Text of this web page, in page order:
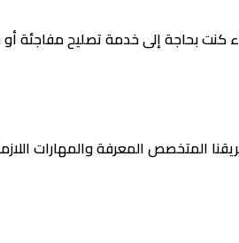
كنت بحاجة إلى خدمة تصليح مفاجئة
المتخصص المعرفة والمهارات